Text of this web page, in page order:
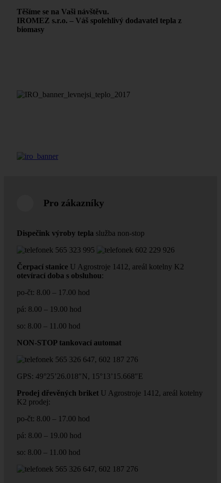
Těšíme se na Vaši návštěvu.
IROMEZ s.r.o. – Váš spolehlivý dodavatel tepla z
biomasy
Pro zákazníky
Dispečink výroby tepla služba non-stop
565 323 995
602 229 926
Čerpací stanice U Agrostroje 1412, areál kotelny K2
otevírací doba s obsluhou:
po-čt: 8.00 – 17.00 hod
pá: 8.00 – 19.00 hod
so: 8.00 – 11.00 hod
NON-STOP tankovací automat
565 326 647, 602 187 276
GPS: 49°25’26.018″N, 15°13’15.668″E
Prodej dřevěných briket U Agrostroje 1412, areál kotelny
K2 prodej:
po-čt: 8.00 – 17.00 hod
pá: 8.00 – 19.00 hod
so: 8.00 – 11.00 hod
565 326 647, 602 187 276